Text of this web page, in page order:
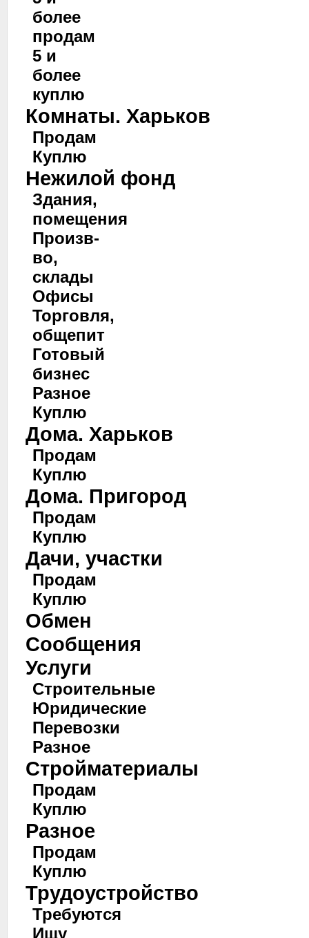
более
продам
5 и
более
куплю
Комнаты. Харьков
Продам
Куплю
Нежилой фонд
Здания,
помещения
Произв-
во,
склады
Офисы
Торговля,
общепит
Готовый
бизнес
Разное
Куплю
Дома. Харьков
Продам
Куплю
Дома. Пригород
Продам
Куплю
Дачи, участки
Продам
Куплю
Обмен
Сообщения
Услуги
Строительные
Юридические
Перевозки
Разное
Стройматериалы
Продам
Куплю
Разное
Продам
Куплю
Трудоустройство
Требуются
Ищу